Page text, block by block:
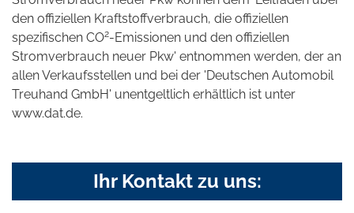
den offiziellen Kraftstoffverbrauch, die offiziellen
spezifischen CO2-Emissionen und den offiziellen
Stromverbrauch neuer Pkw' entnommen werden, der an
allen Verkaufsstellen und bei der 'Deutschen Automobil
Treuhand GmbH' unentgeltlich erhältlich ist unter
www.dat.de.
Ihr Kontakt zu uns: